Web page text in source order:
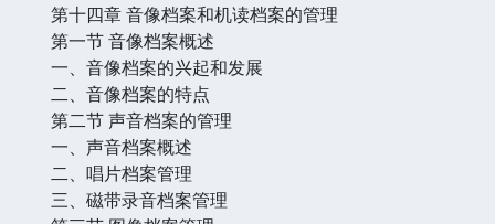
第十四章 音像档案和机读档案的管理
第一节 音像档案概述
一、音像档案的兴起和发展
二、音像档案的特点
第二节 声音档案的管理
一、声音档案概述
二、唱片档案管理
三、磁带录音档案管理